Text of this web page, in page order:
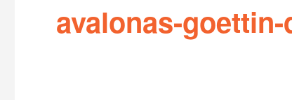
avalonas-